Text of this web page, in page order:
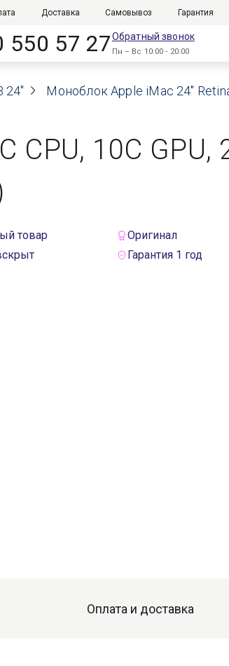
Доставка Самовывоз Гарантия
550 57 27Обратный звонок
Пн – Вс 10:00 - 20:00
24" Моноблок Apple iMac 24"
CPU, 10C GPU,
товар
Оригинал
Гарантия 1 год
Оплата и доставка